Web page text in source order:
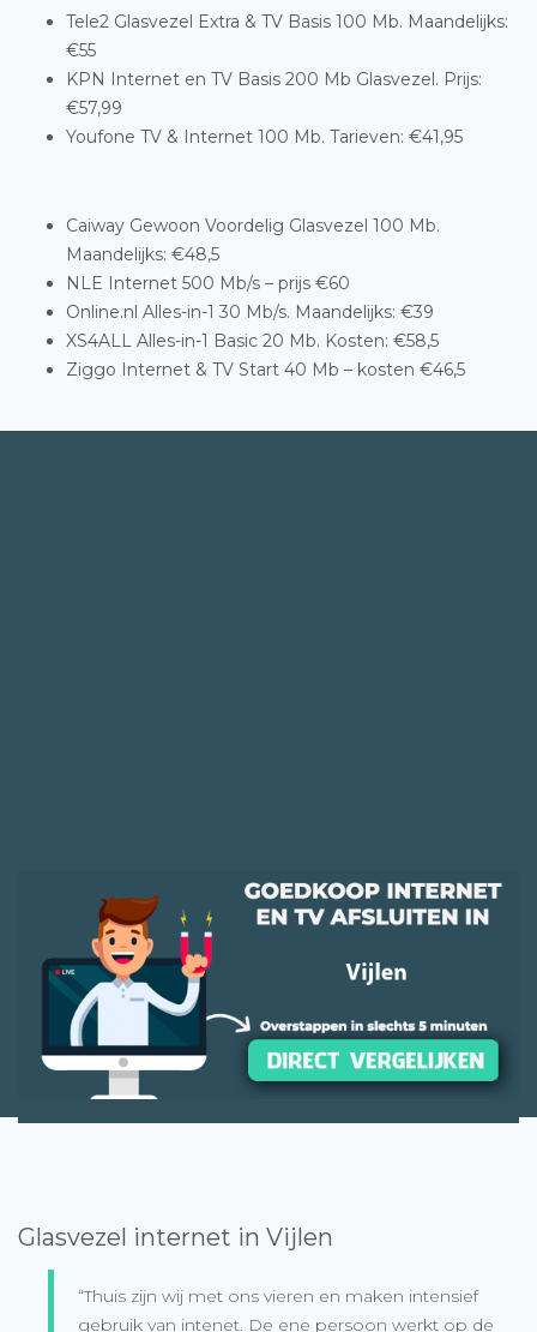
Tele2 Glasvezel Extra & TV Basis 100 Mb. Maandelijks:
€55
KPN Internet en TV Basis 200 Mb Glasvezel. Prijs:
€57,99
Youfone TV & Internet 100 Mb. Tarieven: €41,95
Caiway Gewoon Voordelig Glasvezel 100 Mb.
Maandelijks: €48,5
NLE Internet 500 Mb/s – prijs €60
Online.nl Alles-in-1 30 Mb/s. Maandelijks: €39
XS4ALL Alles-in-1 Basic 20 Mb. Kosten: €58,5
Ziggo Internet & TV Start 40 Mb – kosten €46,5
Glasvezel internet in Vijlen
“Thuis zijn wij met ons vieren en maken intensief
gebruik van intenet. De ene persoon werkt op de